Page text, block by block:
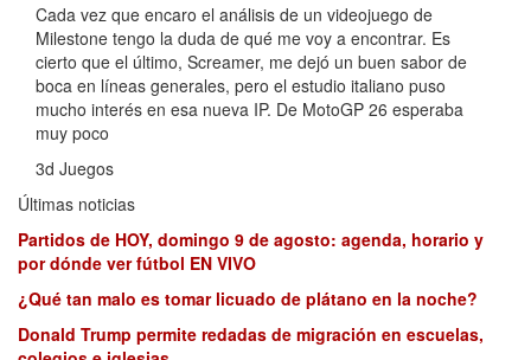
Cada vez que encaro el análisis de un videojuego de
Milestone tengo la duda de qué me voy a encontrar. Es
cierto que el último, Screamer, me dejó un buen sabor de
boca en líneas generales, pero el estudio italiano puso
mucho interés en esa nueva IP. De MotoGP 26 esperaba
muy poco
3d Juegos
Últimas noticias
Partidos de HOY, domingo 9 de agosto: agenda, horario y
por dónde ver fútbol EN VIVO
¿Qué tan malo es tomar licuado de plátano en la noche?
Donald Trump permite redadas de migración en escuelas,